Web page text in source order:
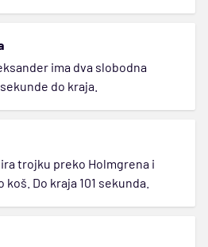
ima dva slobodna
do kraja.
trojku preko Holmgrena i
Do kraja 101 sekunda.